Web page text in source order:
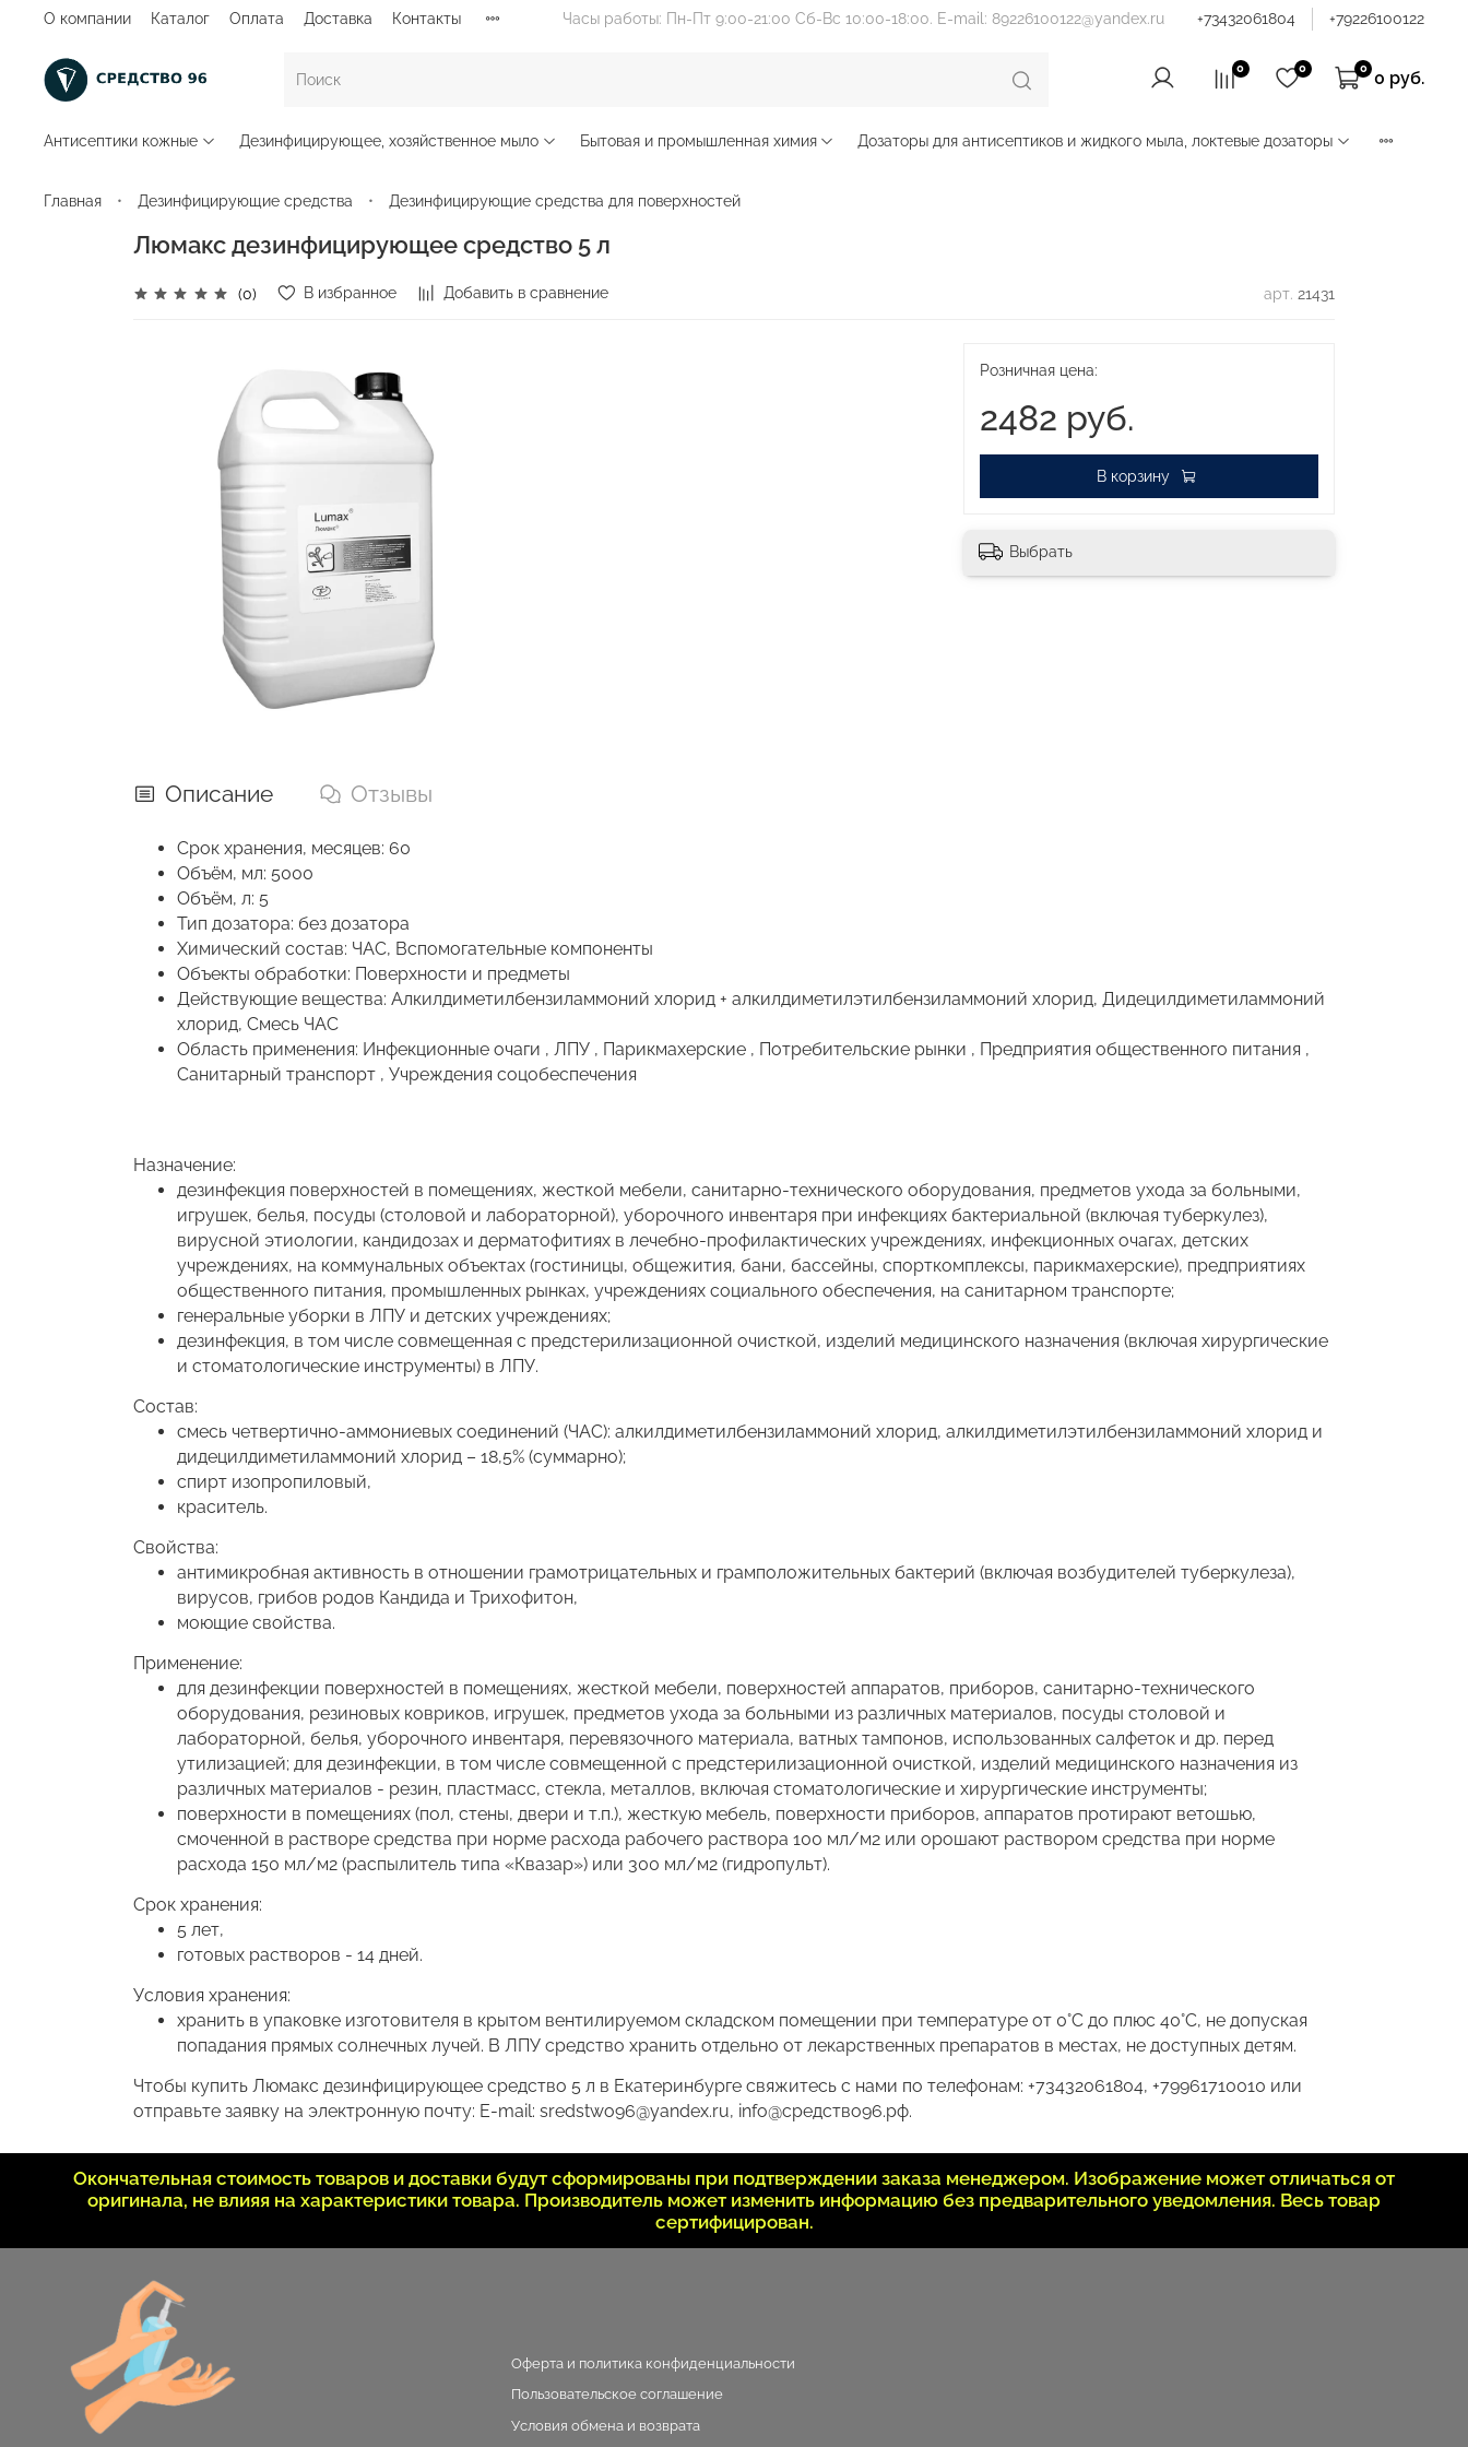
О компании Каталог Оплата Доставка Контакты Часы работы: Пн-Пт 9:00-21:00 Сб-Вс 10:00-18:00. E-mail: 89226100122@yandex.ru +73432061804 +79226100122
0 0 0
0 руб.
Антисептики кожные Дезинфицирующее, хозяйственное мыло Бытовая и промышленная химия Дозаторы для антисептиков и жидкого мыла, локтевые дозаторы
Главная Дезинфицирующие средства Дезинфицирующие средства для поверхностей
Люмакс дезинфицирующее средство 5 л
(0) В избранное Добавить в сравнение арт. 21431
Розничная цена:
2482 руб.
В корзину
Выбрать
Описание Отзывы
Срок хранения, месяцев: 60
Объём, мл: 5000
Объём, л: 5
Тип дозатора: без дозатора
Химический состав: ЧАС, Вспомогательные компоненты
Объекты обработки: Поверхности и предметы
Действующие вещества: Алкилдиметилбензиламмоний хлорид + алкилдиметилэтилбензиламмоний хлорид, Дидецилдиметиламмоний
хлорид, Смесь ЧАС
Область применения: Инфекционные очаги , ЛПУ , Парикмахерские , Потребительские рынки , Предприятия общественного питания ,
Санитарный транспорт , Учреждения соцобеспечения
Назначение:
дезинфекция поверхностей в помещениях, жесткой мебели, санитарно-технического оборудования, предметов ухода за больными,
игрушек, белья, посуды (столовой и лабораторной), уборочного инвентаря при инфекциях бактериальной (включая туберкулез),
вирусной этиологии, кандидозах и дерматофитиях в лечебно-профилактических учреждениях, инфекционных очагах, детских
учреждениях, на коммунальных объектах (гостиницы, общежития, бани, бассейны, спорткомплексы, парикмахерские), предприятиях
общественного питания, промышленных рынках, учреждениях социального обеспечения, на санитарном транспорте;
генеральные уборки в ЛПУ и детских учреждениях;
дезинфекция, в том числе совмещенная с предстерилизационной очисткой, изделий медицинского назначения (включая хирургические
и стоматологические инструменты) в ЛПУ.
Состав:
смесь четвертично-аммониевых соединений (ЧАС): алкилдиметилбензиламмоний хлорид, алкилдиметилэтилбензиламмоний хлорид и
дидецилдиметиламмоний хлорид – 18,5% (суммарно);
спирт изопропиловый,
краситель.
Свойства:
антимикробная активность в отношении грамотрицательных и грамположительных бактерий (включая возбудителей туберкулеза),
вирусов, грибов родов Кандида и Трихофитон,
моющие свойства.
Применение:
для дезинфекции поверхностей в помещениях, жесткой мебели, поверхностей аппаратов, приборов, санитарно-технического
оборудования, резиновых ковриков, игрушек, предметов ухода за больными из различных материалов, посуды столовой и
лабораторной, белья, уборочного инвентаря, перевязочного материала, ватных тампонов, использованных салфеток и др. перед
утилизацией; для дезинфекции, в том числе совмещенной с предстерилизационной очисткой, изделий медицинского назначения из
различных материалов - резин, пластмасс, стекла, металлов, включая стоматологические и хирургические инструменты;
поверхности в помещениях (пол, стены, двери и т.п.), жесткую мебель, поверхности приборов, аппаратов протирают ветошью,
смоченной в растворе средства при норме расхода рабочего раствора 100 мл/м2 или орошают раствором средства при норме
расхода 150 мл/м2 (распылитель типа «Квазар») или 300 мл/м2 (гидропульт).
Срок хранения:
5 лет,
готовых растворов - 14 дней.
Условия хранения:
хранить в упаковке изготовителя в крытом вентилируемом складском помещении при температуре от 0°С до плюс 40°С, не допуская
попадания прямых солнечных лучей. В ЛПУ средство хранить отдельно от лекарственных препаратов в местах, не доступных детям.
Чтобы купить Люмакс дезинфицирующее средство 5 л в Екатеринбурге свяжитесь с нами по телефонам: +73432061804, +79961710010 или
отправьте заявку на электронную почту: E-mail: sredstwo96@yandex.ru, info@средство96.рф.
Окончательная стоимость товаров и доставки будут сформированы при подтверждении заказа менеджером. Изображение может отличаться от
оригинала, не влияя на характеристики товара. Производитель может изменить информацию без предварительного уведомления. Весь товар
сертифицирован.
Оферта и политика конфиденциальности
Пользовательское соглашение
Условия обмена и возврата